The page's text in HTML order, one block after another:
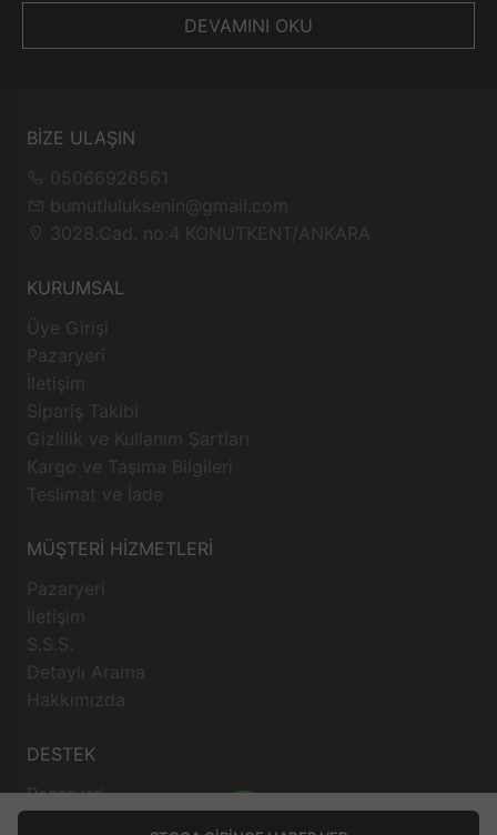
DEVAMINI OKU
BİZE ULAŞIN
05066926561
bumutluluksenin@gmail.com
3028.Cad. no:4 KONUTKENT/ANKARA
KURUMSAL
Üye Girişi
Pazaryeri
İletişim
Sipariş Takibi
Gizlilik ve Kullanım Şartları
Kargo ve Taşıma Bilgileri
Teslimat ve İade
MÜŞTERİ HİZMETLERİ
Pazaryeri
İletişim
S.S.S.
Detaylı Arama
Hakkımızda
DESTEK
Pazaryeri